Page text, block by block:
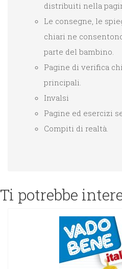
distribuiti nella
Le consegne, le
chiari ne
parte del bambino.
Pagine di verifica
principali.
Invalsi
Pagine ed esercizi
Compiti di realtà.
Ti potrebbe